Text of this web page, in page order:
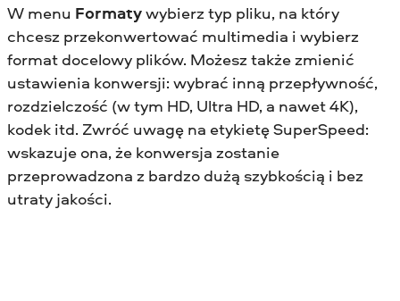
W menu Formatywybierz typ pliku, na który
chcesz przekonwertować multimedia i wybierz
format docelowy plików. Możesz także zmienić
ustawienia konwersji: wybrać inną przepływność,
rozdzielczość (w tym HD, Ultra HD, a nawet 4K),
kodek itd. Zwróć uwagę na etykietę SuperSpeed:
wskazuje ona, że konwersja zostanie
przeprowadzona z bardzo dużą szybkością i bez
utraty jakości.